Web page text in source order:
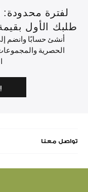
طلبك الأول بقيمة 1000درهم إماراتي أو
أنشئ حسابًا وانضم
الحصرية
تواصل معنا